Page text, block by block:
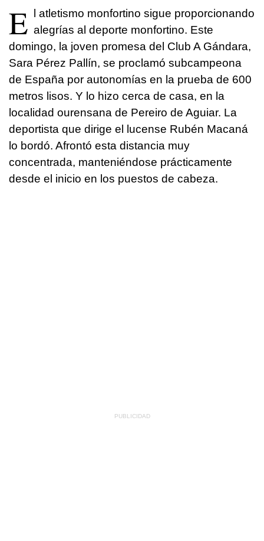
E l atletismo monfortino sigue proporcionando
alegrías al deporte monfortino. Este
domingo, la joven promesa del Club A Gándara,
Sara Pérez Pallín, se proclamó subcampeona
de España por autonomías en la prueba de 600
metros lisos. Y lo hizo cerca de casa, en la
localidad ourensana de Pereiro de Aguiar. La
deportista que dirige el lucense Rubén Macaná
lo bordó. Afrontó esta distancia muy
concentrada, manteniéndose prácticamente
desde el inicio en los puestos de cabeza.